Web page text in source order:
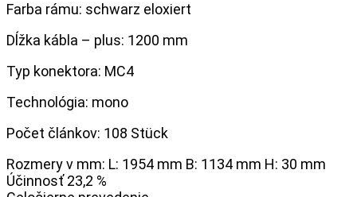
Farba rámu: schwarz eloxiert
Dĺžka kábla – plus: 1200 mm
Typ konektora: MC4
Technológia: mono
Počet článkov: 108 Stück
Rozmery v mm: L: 1954 mm B: 1134 mm H: 30 mm
Účinnosť 23,2 %